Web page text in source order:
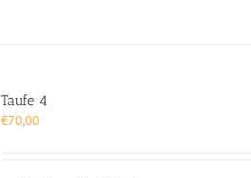
Taufe 4
€70,00